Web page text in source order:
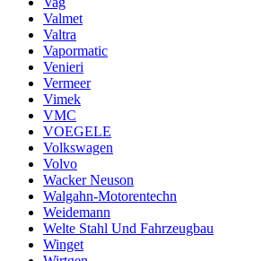
Valmet
Valtra
Vapormatic
Venieri
Vermeer
Vimek
VMC
VOEGELE
Volkswagen
Volvo
Wacker Neuson
Walgahn-Motorentechn
Weidemann
Welte Stahl Und Fahrzeugbau
Winget